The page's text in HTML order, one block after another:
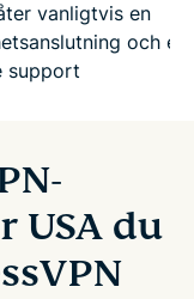
vanligtvis en
och
support
du